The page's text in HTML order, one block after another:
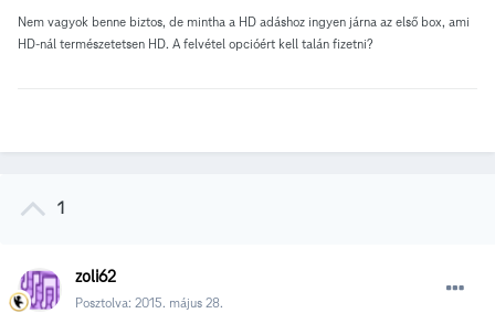
Nem vagyok benne biztos, de mintha a HD adáshoz ingyen járna az első box, ami
HD-nál természetetsen HD. A felvétel opcióért kell talán fizetni?
1
zoli62
Posztolva: 2015. május 28.